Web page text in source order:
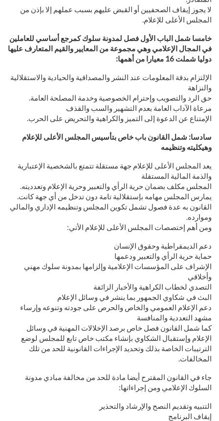
لا يجوز إيقاف الصحفيين أو القبض عليهم بسبب عملهم إلا بإذن من
المجلس الأعلى للإعلام.
خامسا شمل الباب الأول فصل لمدونة سلوك كمرجع أساسي للعاملين
في المجال الإعلامي وهي مجموعة من المعايير والقيم المتعارف عليها
دوليا شملت 16 معيارا من أهمها:
الإلتزام بدقة المعلومات عند النشر والمصداقية والحيادية والاستقلالية
والنزاهة
حق الرد والتصويب وإحترام الخصوصية وخدمة المصلحة العامة.
مرعاة الآداب العامة بعدم التشهير والسب والقذف
الإمتناع عن الدعوة إلى التميز والكراهية والتحريض على الحرب.
سادسا: شمل القانون باب خاص بتأسيس المجلس الأعلى للإعلام
وهيكليته وتنظيمه
يعد المجلس الأعلى للإعلام جهة مستقلة تتمتع بالشخصية الإعتبارية
والذمة المالية المستقلة
المجلس مكلف بضمان حرية الرأي والتعبير وحرية الإعلام وتعدديته.
يمارس المجلس مهامه بإستقلالية تامة دون تدخل من أي جهة كانت.
القانون به عدة فصول تشمل تكوين المجلس وتنظيمه الإداري والمالي
وموارده.
ومن أهم إختصصات المجلس الأعلى للإعلام الأتي:
دعم الديمقراطية وحقوق الإنسان
حماية حرية الرأي والتعبير ودعمها
الإشراف على المؤسسات الإعلامية وإلزامها بمدونة سلوك مهني
وأخلاقي
التصدي لخطاب الكراهية والأخبار الزائفة
البث في شكاوي الجمهور بما ينشر في وسائل الإعلام
دعم الإعلام العمومي والخاص والحرص على جودته وتنوعه وإرساء
مشهد التعددية والمنافسة
كما شمل القانون فصل خاص برصد الإخلالات المهنية في وسائل
الإعلام وإستقبال الشكاوي بإنشاء مكتب خاص تابع للمجلس لوضع
الترتيبات الخاصة بذلك وتحديد الإجراءات القانونية للحد من تلك
المخالفات.
جاء في القانون المقترح أيضا مادة للحد من مخالفة مبادي مدونة
السلوك الإعلامي ومن إجراءاتها:
التنبيه وتقديم النصح والإرشاد والتحذير
إيقاف البرنامج